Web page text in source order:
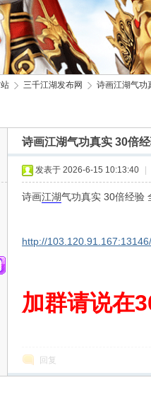
三千江湖发布网
›
诗画江湖气功
诗画江湖气功真实 30倍
发表于 2026-6-15 10:13:40
诗画江湖气功真实 30倍经验
http://103.120.91.167:13146/
加群请说在
回复